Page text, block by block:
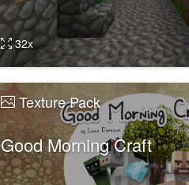
32x
Texture Pack
Good Morning Craft